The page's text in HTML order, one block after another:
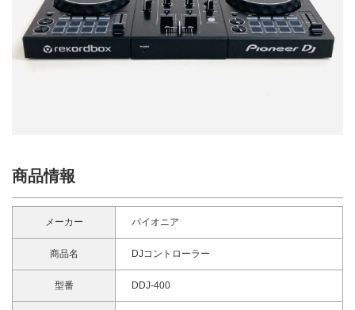
商品情報
メーカー パイオニア
商品名 DJコントローラー
型番 DDJ-400